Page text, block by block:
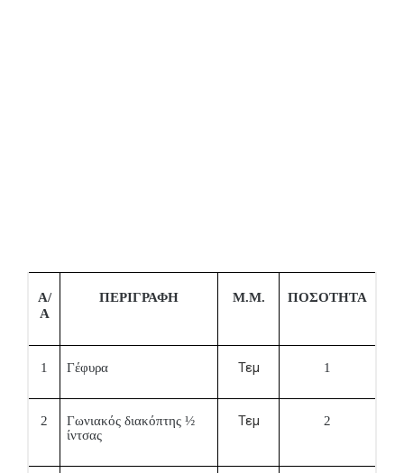
Α/
Α
ΠΕΡΙΓΡΑΦΗ Μ.Μ. ΠΟΣΟΤΗΤΑ
1 Γέφυρα Τεμ 1
2
Γωνιακός διακόπτης ½
ίντσας
Τεμ 2